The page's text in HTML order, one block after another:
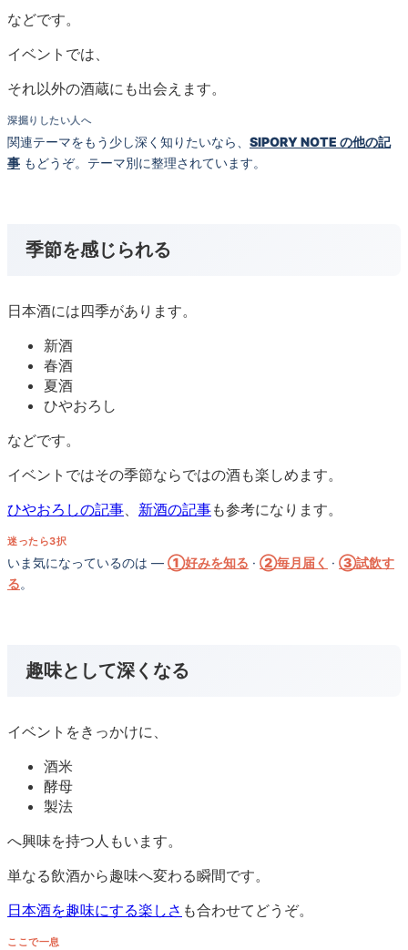
などです。
イベントでは、
それ以外の酒蔵にも出会えます。
深掘りしたい人へ
関連テーマをもう少し深く知りたいなら、 SIPORY NOTE の他の記
事 もどうぞ。テーマ別に整理されています。
季節を感じられる
日本酒には四季があります。
新酒
春酒
夏酒
ひやおろし
などです。
イベントではその季節ならではの酒も楽しめます。
ひやおろしの記事
新酒の記事も参考になります。
迷ったら3択
いま気になっているのは — ①好みを知る · ②毎月届く · ③試飲す
る。
趣味として深くなる
イベントをきっかけに、
酒米
酵母
製法
へ興味を持つ人もいます。
単なる飲酒から趣味へ変わる瞬間です。
日本酒を趣味にする楽しさ も合わせてどうぞ。
ここで一息